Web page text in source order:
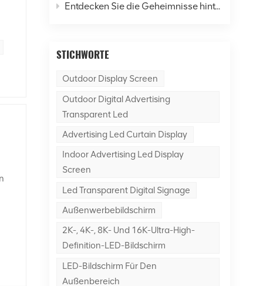
Entdecken Sie die Geheimnisse hinter dem Dancer of Led Display Screen
STICHWORTE
Outdoor Display Screen
Outdoor Digital Advertising
Transparent Led
Advertising Led Curtain Display
Indoor Advertising Led Display
Screen
Led Transparent Digital Signage
Außenwerbebildschirm
2K-, 4K-, 8K- Und 16K-Ultra-High-
Definition-LED-Bildschirm
LED-Bildschirm Für Den
Außenbereich